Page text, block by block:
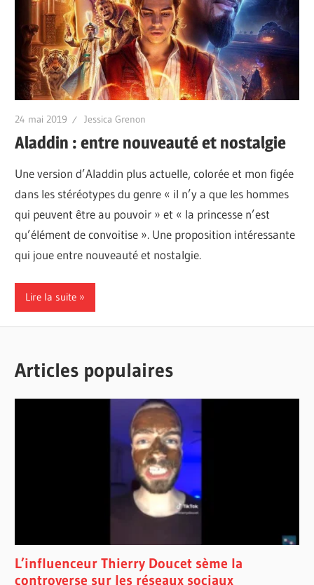
24 mai 2019 Jessica Grenon
Aladdin : entre nouveauté et nostalgie
Une version d’Aladdin plus actuelle, colorée et mon figée
dans les stéréotypes du genre « il n’y a que les hommes
qui peuvent être au pouvoir » et « la princesse n’est
qu’élément de convoitise ». Une proposition intéressante
qui joue entre nouveauté et nostalgie.
Lire la suite
Articles populaires